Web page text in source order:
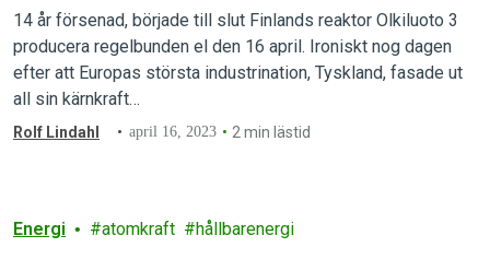
14 år försenad, började till slut Finlands reaktor Olkiluoto 3
producera regelbunden el den 16 april. Ironiskt nog dagen
efter att Europas största industrination, Tyskland, fasade ut
all sin kärnkraft…
Rolf Lindahl april 16, 2023 2 min lästid
Energi atomkraft hållbarenergi